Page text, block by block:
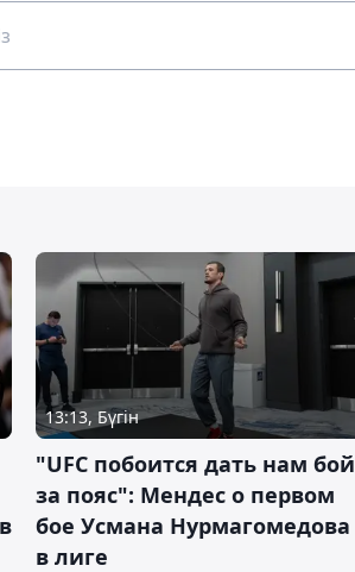
13:13, Бүгін
"UFC побоится дать нам бой
за пояс": Мендес о первом
бое Усмана Нурмагомедова
в лиге